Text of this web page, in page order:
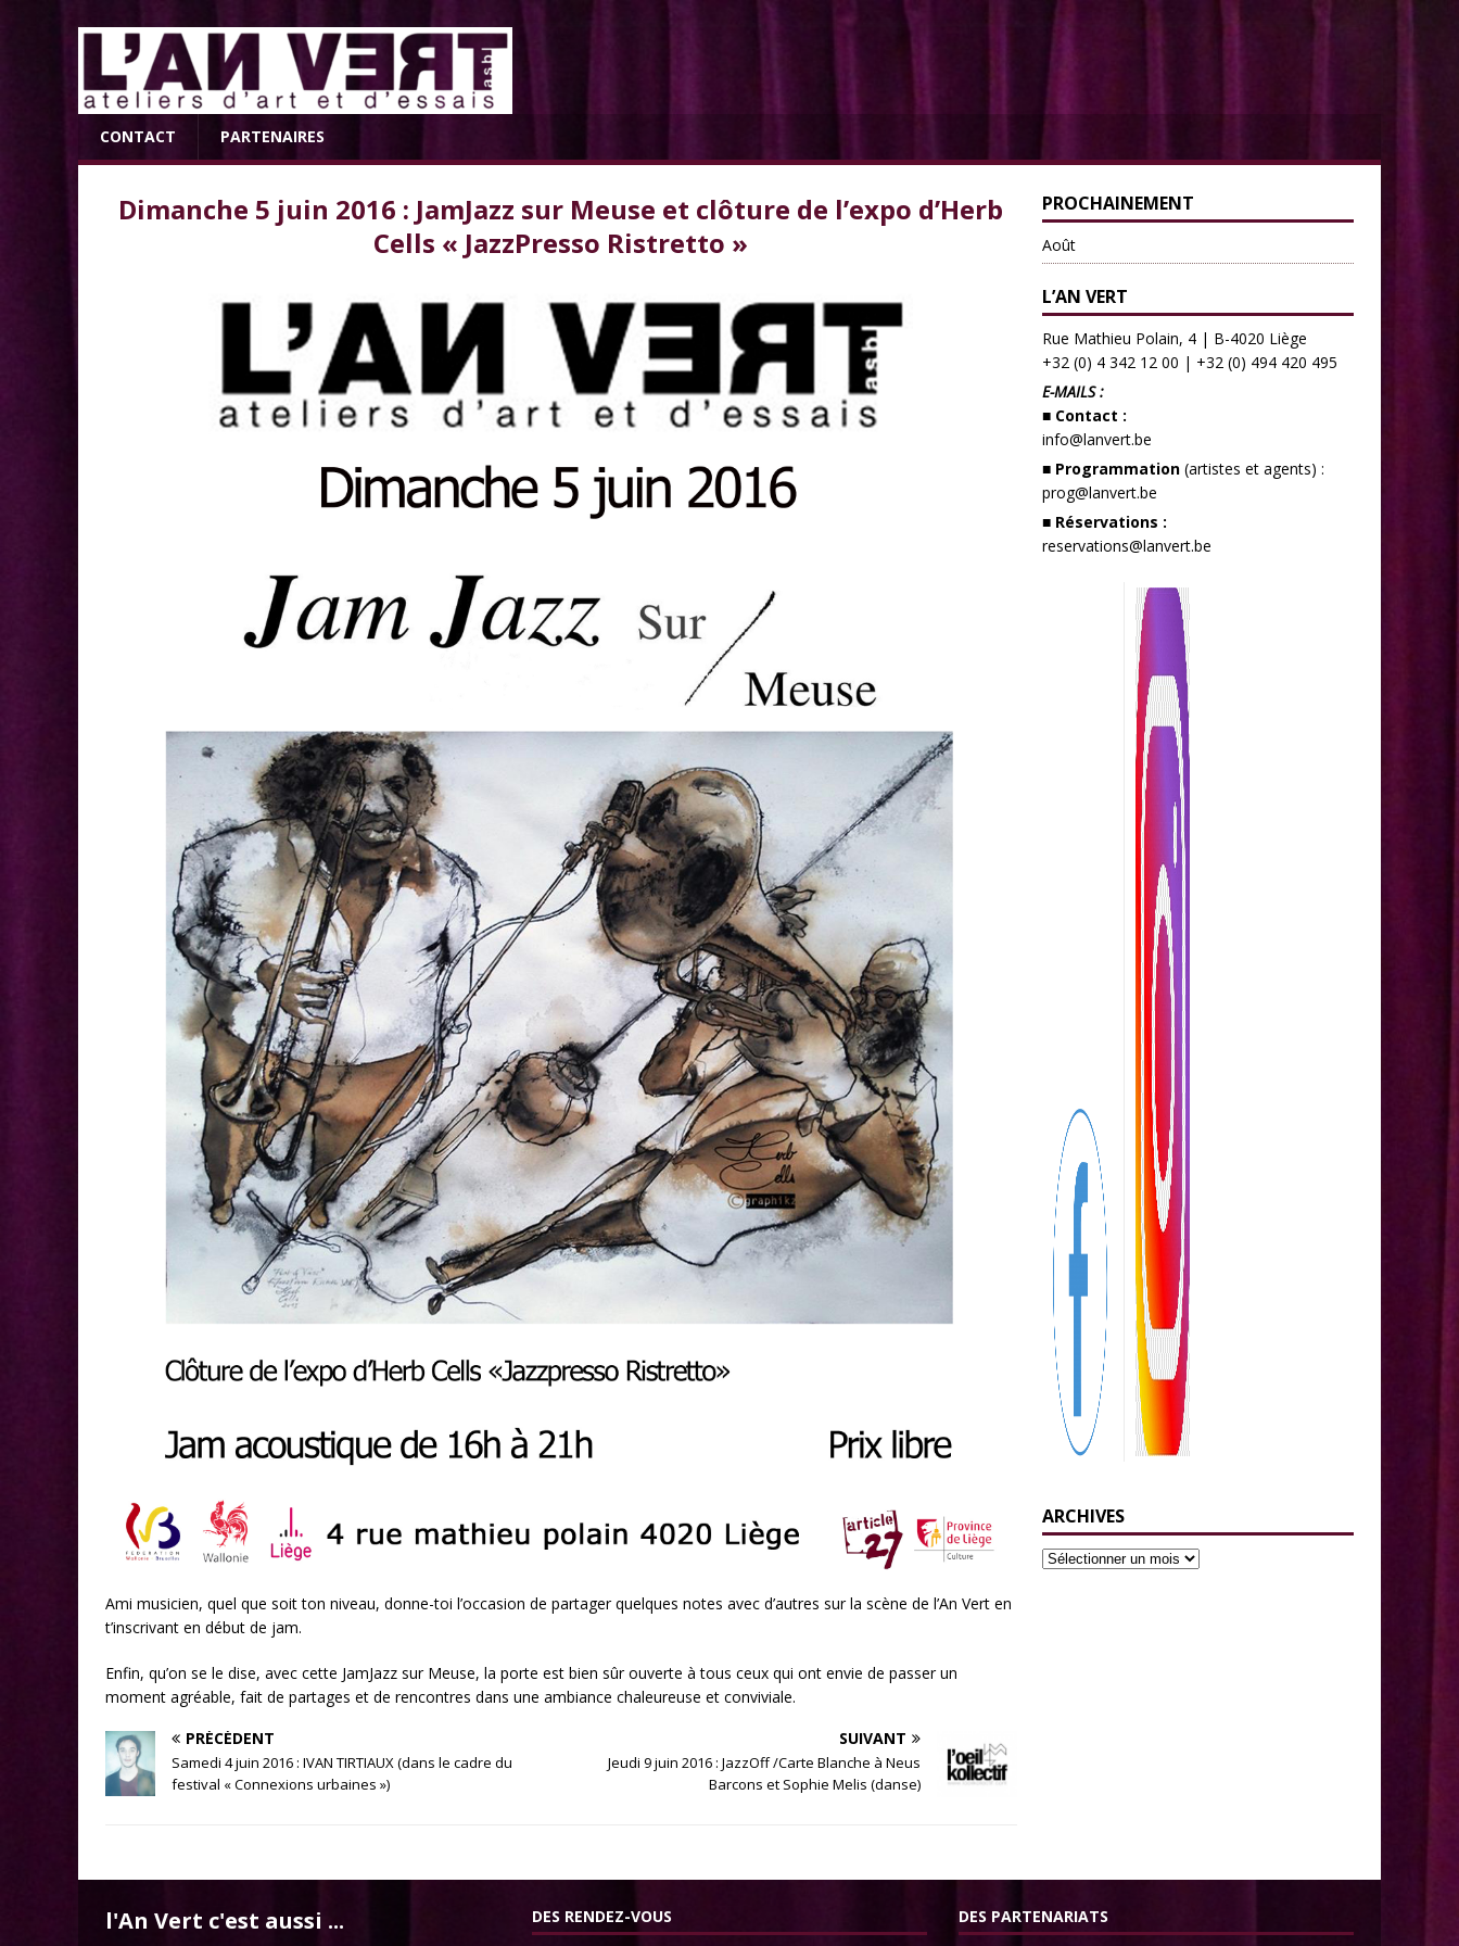
CONTACT PARTENAIRES
Dimanche 5 juin 2016 : JamJazz sur Meuse et clôture de l’expo d’Herb
Cells « JazzPresso Ristretto »
Ami musicien, quel que soit ton niveau, donne-toi l’occasion de partager quelques notes avec d’autres sur la scène de l’An Vert en
t’inscrivant en début de jam.
Enfin, qu’on se le dise, avec cette JamJazz sur Meuse, la porte est bien sûr ouverte à tous ceux qui ont envie de passer un
moment agréable, fait de partages et de rencontres dans une ambiance chaleureuse et conviviale.
PRÉCÉDENT
Samedi 4 juin 2016 : IVAN TIRTIAUX (dans le cadre du
festival « Connexions urbaines »)
SUIVANT
Jeudi 9 juin 2016 : JazzOff /Carte Blanche à Neus
Barcons et Sophie Melis (danse)
PROCHAINEMENT
Août
L’AN VERT
Rue Mathieu Polain, 4 | B-4020 Liège
+32 (0) 4 342 12 00 | +32 (0) 494 420 495
E-MAILS :
■ Contact :
info@lanvert.be
■ Programmation(artistes et agents) :
prog@lanvert.be
■ Réservations :
reservations@lanvert.be
ARCHIVES
l'An Vert c'est aussi ... DES RENDEZ-VOUS DES PARTENARIATS